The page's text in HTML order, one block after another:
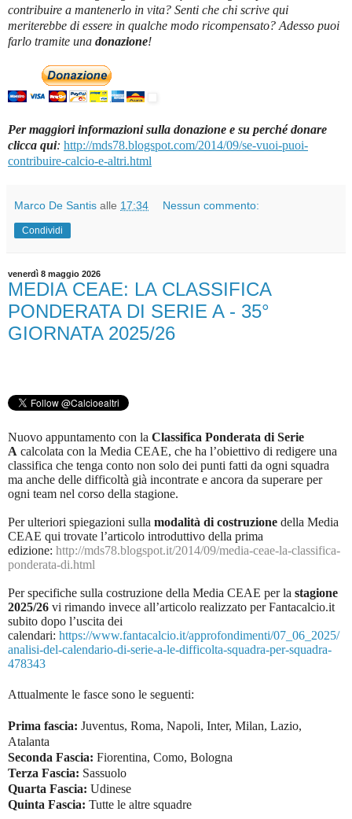
contribuire a mantenerlo in vita? Senti che chi scrive qui
meriterebbe di essere in qualche modo ricompensato? Adesso puoi
farlo tramite una donazione!
Per maggiori informazioni sulla donazione e su perché donare
clicca qui: http://mds78.blogspot.com/2014/09/se-vuoi-puoi-
contribuire-calcio-e-altri.html
Marco De Santis alle 17:34 Nessun commento:
Condividi
venerdì 8 maggio 2026
MEDIA CEAE: LA CLASSIFICA
PONDERATA DI SERIE A - 35°
GIORNATA 2025/26
Nuovo appuntamento con la Classifica Ponderata di Serie
A calcolata con la Media CEAE, che ha l’obiettivo di redigere una
classifica che tenga conto non solo dei punti fatti da ogni squadra
ma anche delle difficoltà già incontrate e ancora da superare per
ogni team nel corso della stagione.
Per ulteriori spiegazioni sulla modalità di costruzione della Media
CEAE qui trovate l’articolo introduttivo della prima
edizione: http://mds78.blogspot.it/2014/09/media-ceae-la-classifica-
ponderata-di.html
Per specifiche sulla costruzione della Media CEAE per la stagione
2025/26 vi rimando invece all’articolo realizzato per Fantacalcio.it
subito dopo l’uscita dei
calendari: https://www.fantacalcio.it/approfondimenti/07_06_2025/
analisi-del-calendario-di-serie-a-le-difficolta-squadra-per-squadra-
478343
Attualmente le fasce sono le seguenti:
Prima fascia: Juventus, Roma, Napoli, Inter, Milan, Lazio,
Atalanta
Seconda Fascia: Fiorentina, Como, Bologna
Terza Fascia: Sassuolo
Quarta Fascia: Udinese
Quinta Fascia: Tutte le altre squadre